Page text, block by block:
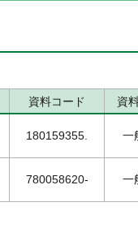
資料コード 資
180159355. 一
780058620- 一